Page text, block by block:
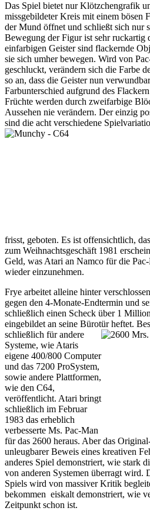
Das Spiel bietet nur Klötzchengrafik
missgebildeter Kreis mit einem bösen
der Mund öffnet und schließt sich nur
Bewegung der Figur ist sehr ruckartig
einfarbigen Geister sind flackernde
sie sich umher bewegen. Wird von
geschluckt, verändern sich die Farbe
so an, dass die Geister nun
Farbunterschied aufgrund des
Früchte werden durch zweifarbige
Aussehen nie verändern. Der einzig
sind die acht verschiedene
frisst, geboten. Es ist offensichtlich,
zum Weihnachtsgeschäft 1981
Geld, was Atari an Namco für die
wieder einzunehmen.
Frye arbeitet alleine hinter
gegen den 4-Monate-Endtermin und
schließlich einen Scheck über 1
eingebildet an seine Bürotür heftet.
schließlich für andere
Systeme, wie Ataris
eigene 400/800 Computer
und das 7200 ProSystem,
sowie andere Plattformen,
wie den C64,
veröffentlicht. Atari bringt
schließlich im Februar
1983 das erheblich
verbesserte Ms. Pac-Man
für das 2600 heraus. Aber das
unleugbarer Beweis eines kreativen
anderes Spiel demonstriert, wie stark
von anderen Systemen überragt wird.
Spiels wird von massiver Kritik
bekommen eiskalt demonstriert, wie
Zeitpunkt schon ist.